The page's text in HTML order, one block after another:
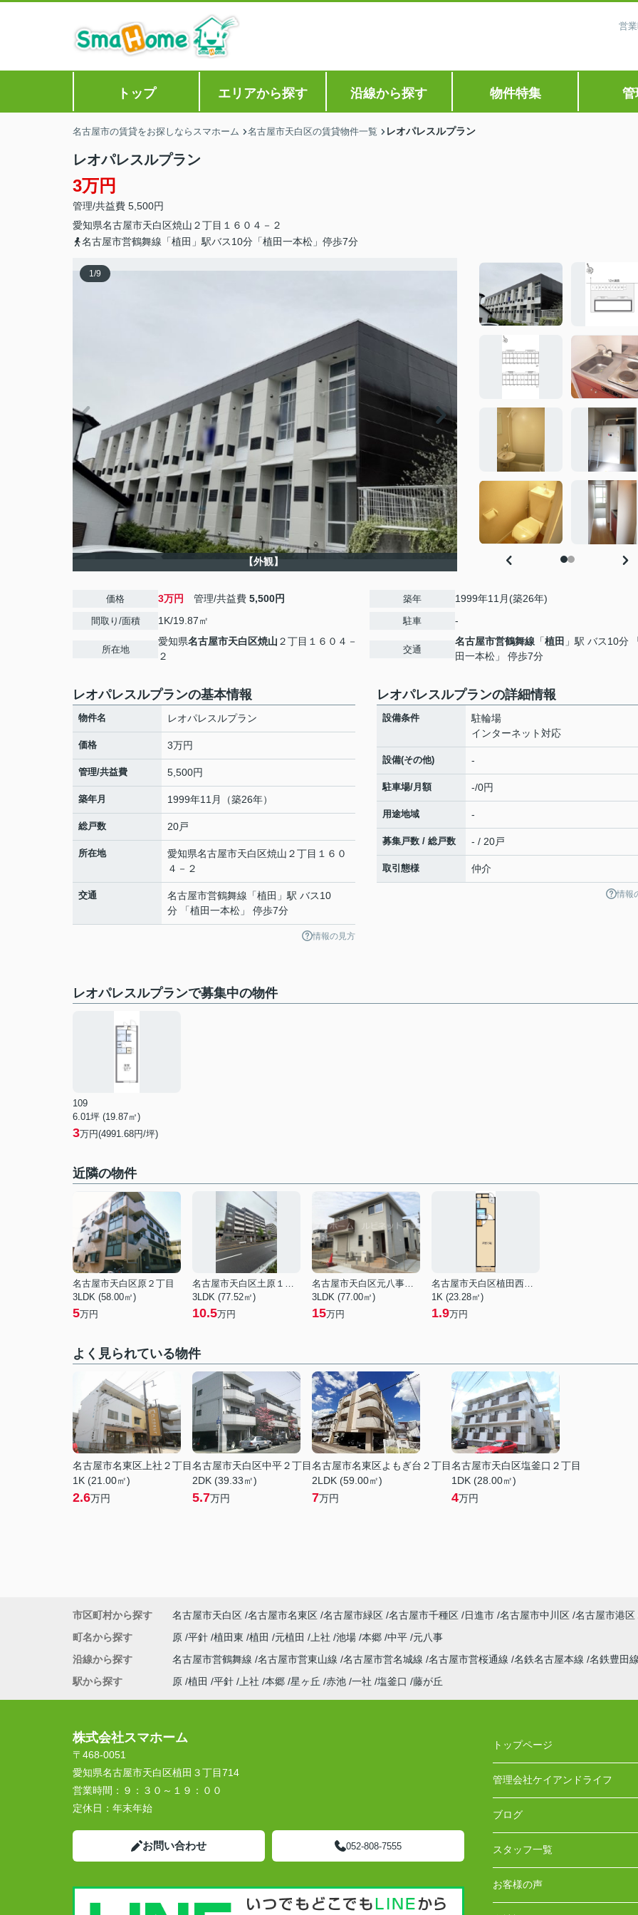
営
トップ エリアから探す 沿線から探す 物件特集 管
名古屋市の賃貸をお探しならスマホーム 名古屋市天白区の賃貸物件一覧 レオパレスルプラン
レオパレスルプラン
3万円
管理/共益費 5,500円
愛知県名古屋市天白区焼山 ２丁目１６０４－２
名古屋市営鶴舞線「植田」駅バス10分「植田一本松」停歩7分
1/9
【外観】
価格 3万円 管理/共益費 5,500円
間取り/面積 1K/19.87㎡
所在地
愛知県名古屋市天白区焼山 ２丁目１６０４－
２
築年 1999年11月(築26年)
駐車 -
交通
名古屋市営鶴舞線 「植田 」駅 バス10分
田一本松」 停歩7分
レオパレスルプランの基本情報
物件名 レオパレスルプラン
価格 3万円
管理/共益費 5,500円
築年月 1999年11月（築26年）
総戸数 20戸
所在地 愛知県名古屋市天白区焼山 ２丁目１６０
４－２
交通 名古屋市営鶴舞線 「植田 」駅 バス10
分 「植田一本松」 停歩7分
情報の見方
レオパレスルプランの詳細情報
設備条件
駐輪場
インターネット対応
設備(その他) -
駐車場/月額 -/0円
用途地域 -
募集戸数 / 総戸数 - / 20戸
取引態様 仲介
情報
レオパレスルプランで募集中の物件
109
6.01坪 (19.87㎡)
3万円(4991.68円/坪)
近隣の物件
名古屋市天白区原２丁目
3LDK (58.00㎡)
5万円
名古屋市天白区土原１丁目
3LDK (77.52㎡)
10.5万円
名古屋市天白区元八事２丁目
3LDK (77.00㎡)
15万円
名古屋市天白区植田西３丁目
1K (23.28㎡)
1.9万円
よく見られている物件
名古屋市名東区上社２丁目
1K (21.00㎡)
2.6万円
名古屋市天白区中平２丁目
2DK (39.33㎡)
5.7万円
名古屋市名東区よもぎ台２丁目
2LDK (59.00㎡)
7万円
名古屋市天白区塩釜口２丁目
1DK (28.00㎡)
4万円
市区町村から探す 名古屋市天白区 名古屋市名東区 名古屋市緑区 名古屋市千種区 日進市 名古屋市中川区 名古屋市港区
町名から探す
原 平針 植田東 植田 元植田 上社 池場 本郷 中平 元八事
沿線から探す
名古屋市営鶴舞線 名古屋市営東山線 名古屋市営名城線 名古屋市営桜通線 名鉄名古屋本線 名鉄豊田線
駅から探す
原 植田 平針 上社 本郷 星ヶ丘 赤池 一社 塩釜口 藤が丘
株式会社スマホーム
〒468-0051
愛知県名古屋市天白区植田３丁目714
営業時間： ９：３０～１９：００
定休日： 年末年始
お問い合わせ 052-808-7555
トップページ
管理会社ケイアンドライフ
ブログ
スタッフ一覧
お客様の声